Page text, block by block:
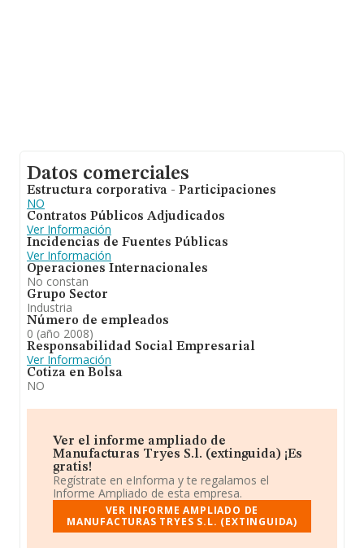
Datos comerciales
Estructura corporativa - Participaciones
NO
Contratos Públicos Adjudicados
Ver Información
Incidencias de Fuentes Públicas
Ver Información
Operaciones Internacionales
No constan
Grupo Sector
Industria
Número de empleados
0 (año 2008)
Responsabilidad Social Empresarial
Ver Información
Cotiza en Bolsa
NO
Ver el informe ampliado de
Manufacturas Tryes S.l. (extinguida) ¡Es
gratis!
Regístrate en eInforma y te regalamos el
Informe Ampliado de esta empresa.
VER INFORME AMPLIADO DE
MANUFACTURAS TRYES S.L. (EXTINGUIDA)